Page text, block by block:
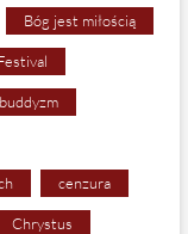
Bóg jest miłością
buddyzm
cenzura
Chrystus